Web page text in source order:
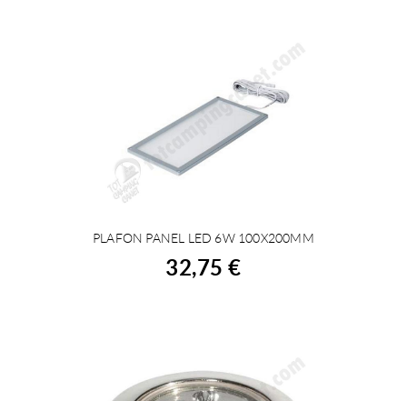
ACHETER
PLAFON PANEL LED 6W 100X200MM
32,75 €